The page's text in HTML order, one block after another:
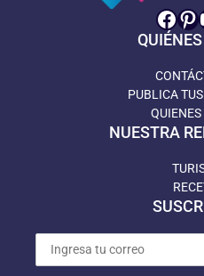
PUBLICA
NUESTRA